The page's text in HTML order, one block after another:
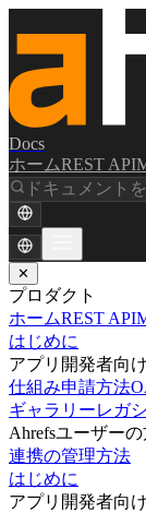
Docs
ホームREST API
ドキュメント
✕
プロダクト
ホームREST API
はじめに
アプリ開発者向け
仕組み申請方法
ギャラリーレガ
Ahrefsユーザー
連携の管理方法
はじめに
アプリ開発者向け